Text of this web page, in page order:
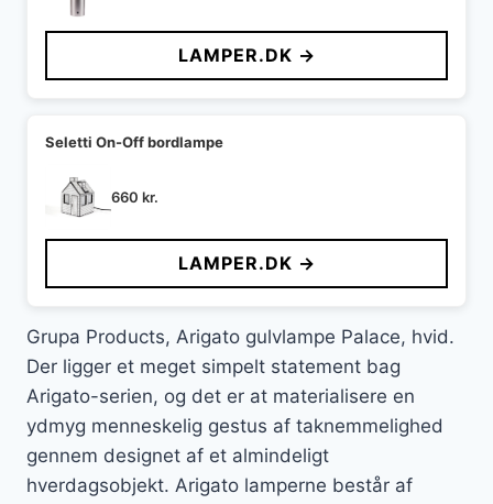
pris
var:
2.795 kr..
pris
er:
1.956 kr..
LAMPER.DK →
Seletti On-Off bordlampe
660 kr.
LAMPER.DK →
Grupa Products, Arigato gulvlampe Palace, hvid.
Der ligger et meget simpelt statement bag
Arigato-serien, og det er at materialisere en
ydmyg menneskelig gestus af taknemmelighed
gennem designet af et almindeligt
hverdagsobjekt. Arigato lamperne består af